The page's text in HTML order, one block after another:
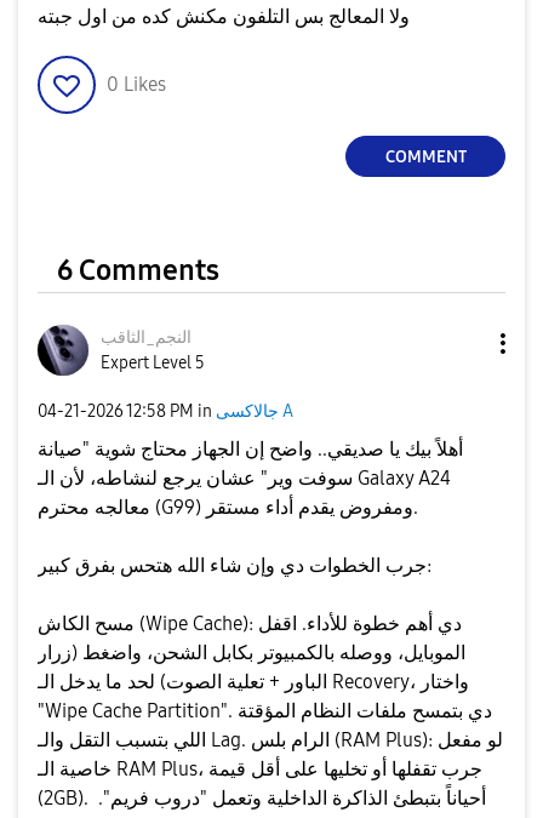
0 Likes
COMMENT
6 Comments
النجم_الثاقب
Expert Level 5
‎04-21-202612:58 PM in جالاكسى A
أهلاً بيك يا صديقي.. واضح إن الجهاز محتاج شوية "صيانة
سوفت وير" عشان يرجع لنشاطه، لأن الـ Galaxy A24
معالجه محترم (G99) ومفروض يقدم أداء مستقر.
​جرب الخطوات دي وإن شاء الله هتحس بفرق كبير:
​مسح الكاش (Wipe Cache): دي أهم خطوة للأداء. اقفل
الموبايل، ووصله بالكمبيوتر بكابل الشحن، واضغط (زرار
الباور + تعلية الصوت) لحد ما يدخل الـ Recovery، واختار
"Wipe Cache Partition". دي بتمسح ملفات النظام المؤقتة
اللي بتسبب التقل والـ Lag. ​الرام بلس (RAM Plus): لو مفعل
خاصية الـ RAM Plus، جرب تقفلها أو تخليها على أقل قيمة
(2GB). أحياناً بتبطئ الذاكرة الداخلية وتعمل "دروب فريم". ​